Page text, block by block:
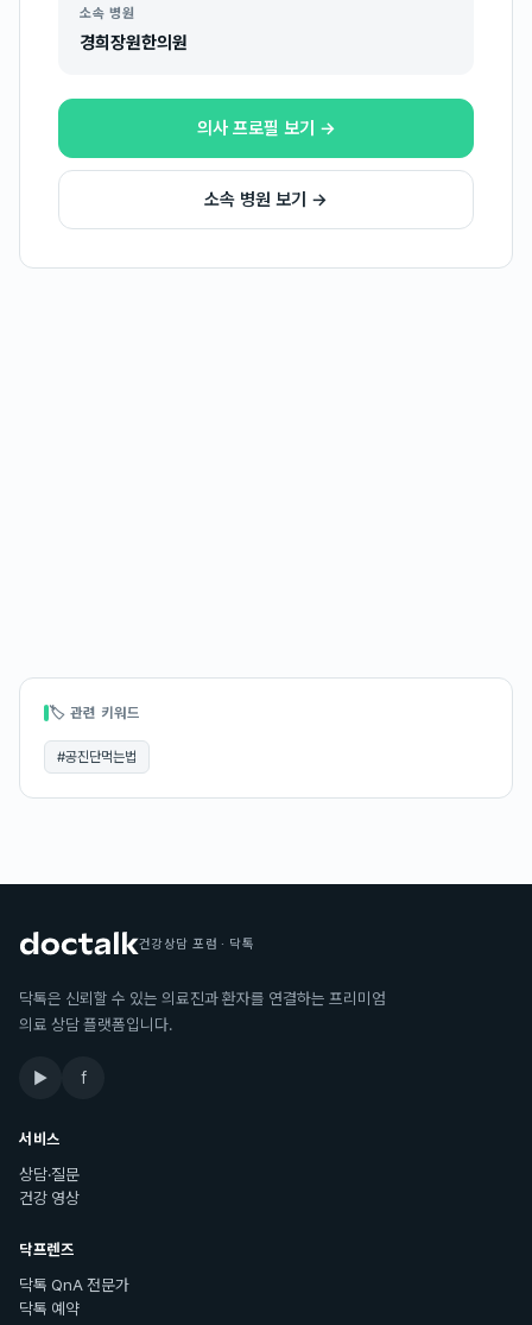
소속 병원
경희장원한의원
의사 프로필 보기 →
소속 병원 보기 →
🏷 관련 키워드
#공진단먹는법
건강상담 포럼 · 닥톡
닥톡은 신뢰할 수 있는 의료진과 환자를 연결하는 프리미엄
의료 상담 플랫폼입니다.
▶ f
서비스
상담·질문
건강 영상
닥프렌즈
닥톡 QnA 전문가
닥톡 예약